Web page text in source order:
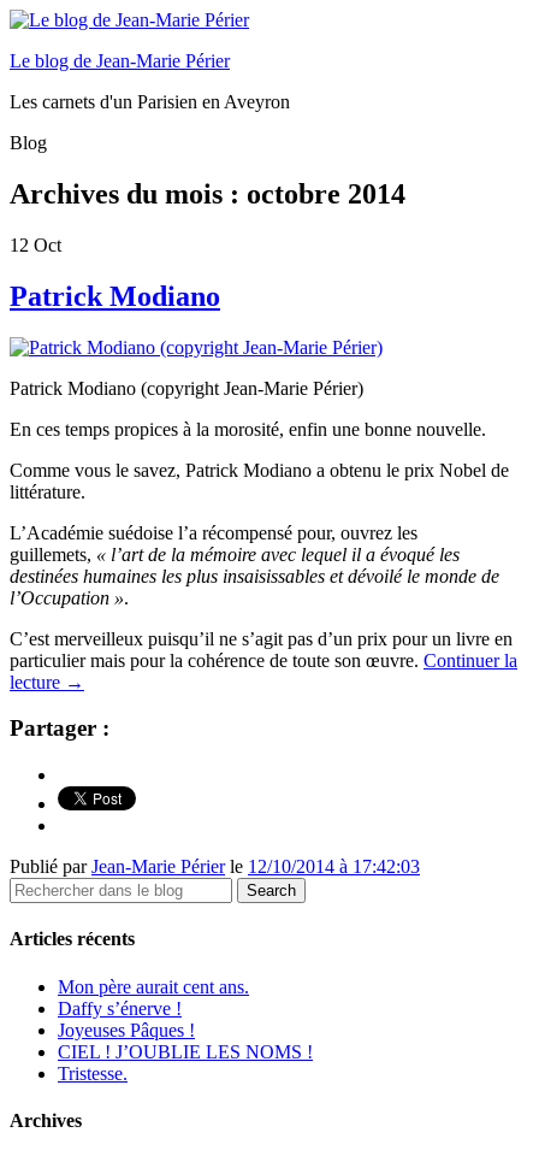
Le blog de Jean-Marie Périer
Les carnets d'un Parisien en Aveyron
Blog
Archives du mois : octobre 2014
12 Oct
Patrick Modiano
Patrick Modiano (copyright Jean-Marie Périer)
En ces temps propices à la morosité, enfin une bonne nouvelle.
Comme vous le savez, Patrick Modiano a obtenu le prix Nobel de
littérature.
L’Académie suédoise l’a récompensé pour, ouvrez les
guillemets, « l’art de la mémoire avec lequel il a évoqué les
destinées humaines les plus insaisissables et dévoilé le monde de
l’Occupation ».
C’est merveilleux puisqu’il ne s’agit pas d’un prix pour un livre en
particulier mais pour la cohérence de toute son œuvre. Continuer la
lecture →
Partager :
Publié parJean-Marie Périerle 12/10/2014 à 17:42:03
Articles récents
Mon père aurait cent ans.
Daffy s’énerve !
Joyeuses Pâques !
CIEL ! J’OUBLIE LES NOMS !
Tristesse.
Archives